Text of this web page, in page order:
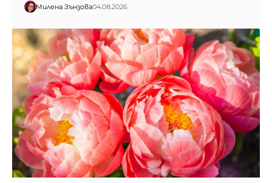
Милена Зънзова04.08.2026